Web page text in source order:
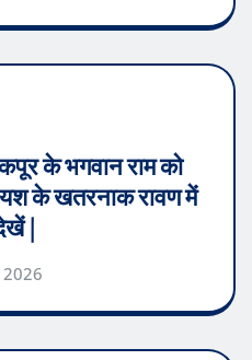
के भगवान राम को
यश के खतरनाक रावण में
|
2026